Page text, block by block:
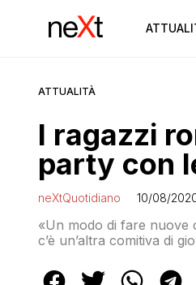
ATTUALITÀ
I ragazzi
party con
neXtQuotidiano 10/08/
«Un modo di fare nuove
c’è un’altra comitiva di